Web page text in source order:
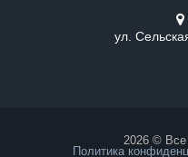
ул.
2026 ©
Политика